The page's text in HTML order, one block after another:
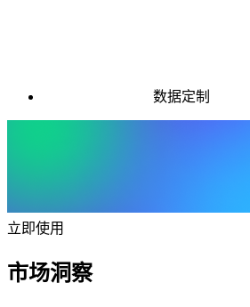
数据定制
立即使用
市场洞察